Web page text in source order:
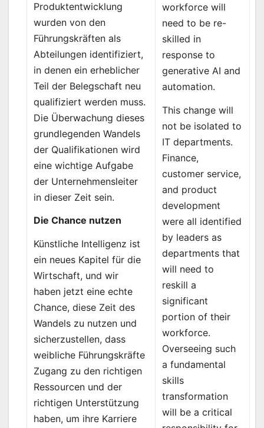
Produktentwicklung
wurden von den
Führungskräften als
Abteilungen identifiziert,
in denen ein erheblicher
Teil der Belegschaft neu
qualifiziert werden muss.
Die Überwachung dieses
grundlegenden Wandels
der Qualifikationen wird
eine wichtige Aufgabe
der Unternehmensleiter
in dieser Zeit sein.
Die Chance nutzen
Künstliche Intelligenz ist
ein neues Kapitel für die
Wirtschaft, und wir
haben jetzt eine echte
Chance, diese Zeit des
Wandels zu nutzen und
sicherzustellen, dass
weibliche Führungskräfte
Zugang zu den richtigen
Ressourcen und der
richtigen Unterstützung
haben, um ihre Karriere
workforce will
need to be re-
skilled in
response to
generative AI and
automation.
This change will
not be isolated to
IT departments.
Finance,
customer service,
and product
development
were all identified
by leaders as
departments that
will need to
reskill a
significant
portion of their
workforce.
Overseeing such
a fundamental
skills
transformation
will be a critical